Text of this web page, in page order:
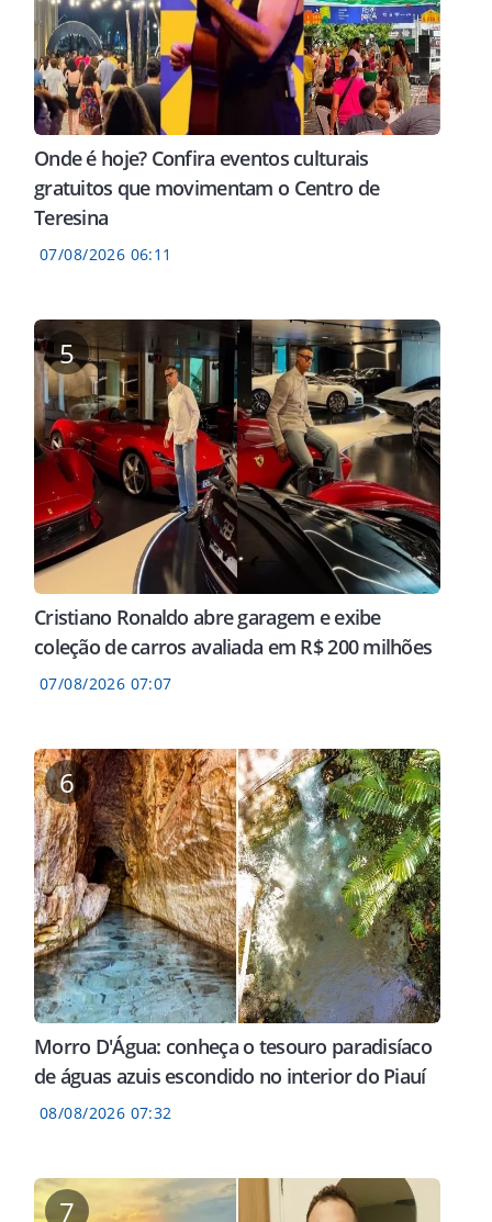
Onde é hoje? Confira eventos culturais
gratuitos que movimentam o Centro de
Teresina
07/08/2026 06:11
5
Cristiano Ronaldo abre garagem e exibe
coleção de carros avaliada em R$ 200 milhões
07/08/2026 07:07
6
Morro D'Água: conheça o tesouro paradisíaco
de águas azuis escondido no interior do Piauí
08/08/2026 07:32
7